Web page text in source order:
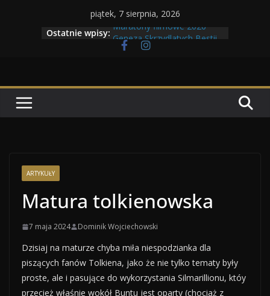
piątek, 7 sierpnia, 2026
Ostatnie wpisy: Maratony filmowe 2026
Geneza Skrzydlatych Bestii
Wojna krasnoludów z elfami
ARTYKUŁY
Matura tolkienowska
7 maja 2024 Dominik Wojciechowski
Dzisiaj na maturze chyba miła niespodzianka dla
piszących fanów Tolkiena, jako że nie tylko tematy były
proste, ale i pasujące do wykorzystania Silmarillionu, któy
przecież właśnie wokół Buntu jest oparty (chociaż z